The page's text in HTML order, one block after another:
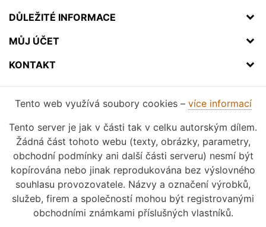
DŮLEŽITÉ INFORMACE
MŮJ ÚČET
KONTAKT
Tento web využívá soubory cookies – více informací
Tento server je jak v části tak v celku autorským dílem.
Žádná část tohoto webu (texty, obrázky, parametry,
obchodní podmínky ani další části serveru) nesmí být
kopírována nebo jinak reprodukována bez výslovného
souhlasu provozovatele. Názvy a označení výrobků,
služeb, firem a společností mohou být registrovanými
obchodními známkami příslušných vlastníků.